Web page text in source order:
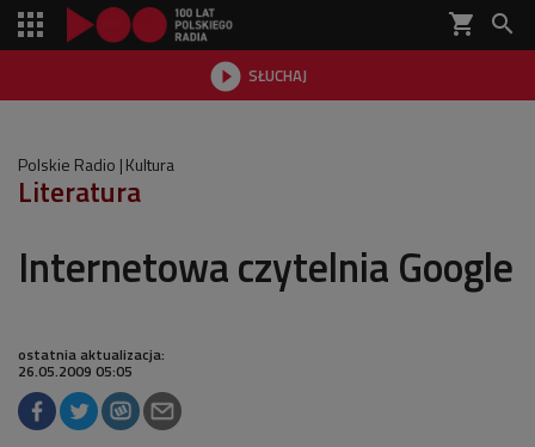
shopping_cart 
 SŁUCHAJ

Polskie Radio Kultura
Literatura
Internetowa czytelnia Google
ostatnia aktualizacja:
26.05.2009 05:05